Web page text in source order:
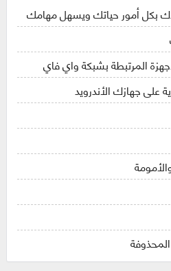
بكل أمور حياتك ويسهل مهامك
المرتبطة بشبكة واي فاي
على جهازك الأندرويد